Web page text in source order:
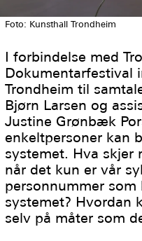
Foto: Kunsthall Trondheim
I forbindelse med
Dokumentarfestival
Trondheim til
Bjørn Larsen og
Justine Grønbæk
enkeltpersoner kan
systemet. Hva skjer
når det kun er vår
personnummer
systemet? Hvordan
selv på måter som